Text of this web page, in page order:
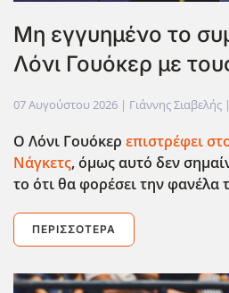
Μη εγγυημένο το
Λόνι Γουόκερ με
07 Αυγούστου 2026 | Γιάννης Σιαβελής |
Ο Λόνι Γουόκερ επιστρέφει
Νάγκετς, όμως αυτό δεν
το ότι θα φορέσει την φανέλα
ΠΕΡΙΣΣΌΤΕΡΑ